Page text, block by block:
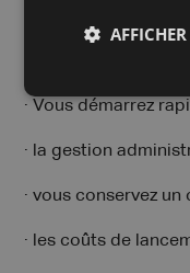
Pourquoi
· Vous démarrez
· la gestion
· vous conservez
· les coûts de